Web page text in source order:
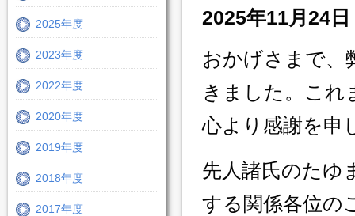
2025年度
2023年度
2022年度
2020年度
2019年度
2018年度
2017年度
2025年11月24日
おかげさまで、
きました。これ
心より感謝を申
先人諸氏のたゆ
する関係各位の